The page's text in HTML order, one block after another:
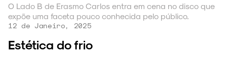
O Lado B de Erasmo Carlos entra em cena no disco que
expõe uma faceta pouco conhecida pelo público.
12 de Janeiro, 2025
Estética do frio